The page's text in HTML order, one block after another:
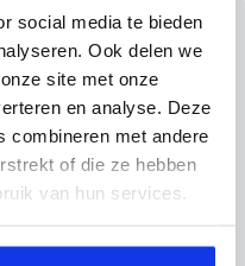
social media te bieden
Ook delen we
site met onze
en analyse. Deze
combineren met andere
of die ze hebben
van hun services.
auto?
niet foto's van je
Kilometerstand (bij benadering)